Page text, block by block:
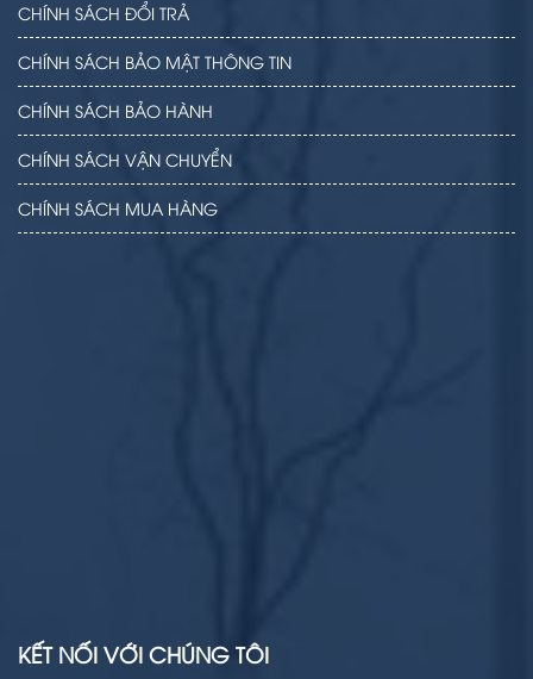
CHÍNH SÁCH ĐỔI TRẢ
CHÍNH SÁCH BẢO MẬT THÔNG TIN
CHÍNH SÁCH BẢO HÀNH
CHÍNH SÁCH VẬN CHUYỂN
CHÍNH SÁCH MUA HÀNG
KẾT NỐI VỚI CHÚNG TÔI